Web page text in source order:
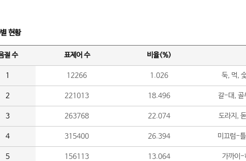
현황
절 수 표제어 수 비율(%)
1 12266 1.026 둑, 먹,
2 221013 18.496 갈-대, 골
3 263768 22.074 도라지,
4 315400 26.394 미끄럼-
5 156113 13.064 가까이-